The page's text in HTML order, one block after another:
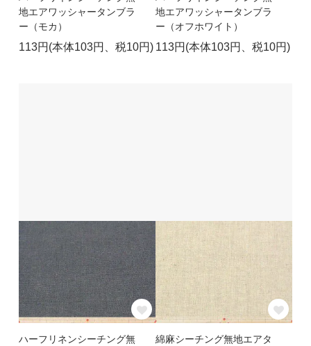
地エアワッシャータンブラ
ー（モカ）
113円(本体103円、税10円)
地エアワッシャータンブラ
ー（オフホワイト）
113円(本体103円、税10円)
ハーフリネンシーチング無
綿麻シーチング無地エアタ